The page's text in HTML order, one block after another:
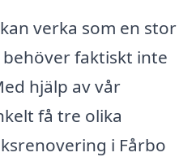
verka som en stor
faktiskt inte
hjälp av vår
få tre olika
i Fårbo